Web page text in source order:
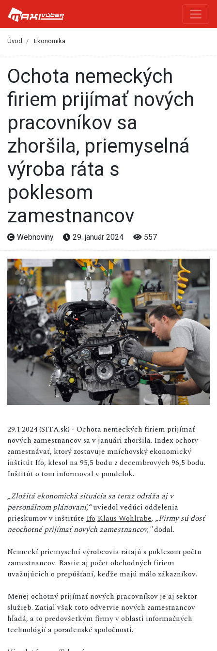
Úvod Ekonomika
Ochota nemeckých
firiem prijímať nových
pracovníkov sa
zhoršila, priemyselná
výroba ráta s
poklesom
zamestnancov
Webnoviny 29. január 2024 557
29.1.2024 (SITA.sk) - Ochota nemeckých firiem prijímať
nových zamestnancov sa v januári zhoršila. Index ochoty
zamestnávať, ktorý zostavuje mníchovský ekonomický
inštitút Ifo, klesol na 95,5 bodu z decembrových 96,5 bodu.
Inštitút o tom informoval v pondelok.
„Zložitá ekonomická situácia sa teraz odráža aj v
personálnom plánovaní,“uviedol vedúci oddelenia
prieskumov v inštitúte Ifo Klaus Wohlrabe. „Firmy sú dosť
neochotné prijímať nových zamestnancov,"dodal.
Nemeckí priemyselní výrobcovia rátajú s poklesom počtu
zamestnancov. Rastie aj počet obchodných firiem
uvažujúcich o prepúšťaní, keďže majú málo zákazníkov.
Menej ochotný prijímať nových pracovníkov je aj sektor
služieb. Zatiaľ však toto odvetvie nových zamestnancov
hľadá, a to predovšetkým firmy v oblasti informačných
technológií a poradenské spoločnosti.